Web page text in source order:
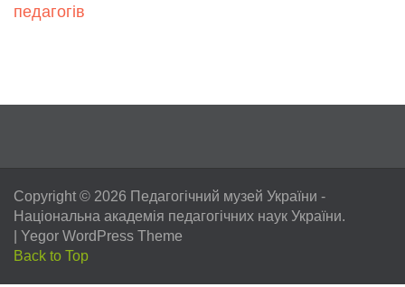
педагогів
Copyright © 2026 Педагогічний музей України -
Національна академія педагогічних наук України.
Yegor WordPress Theme
Back to Top